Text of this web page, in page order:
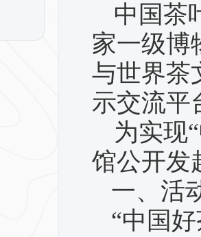
中国茶
家一级博
与世界茶
示交流平
为实现
馆公开发
一、活
“中国